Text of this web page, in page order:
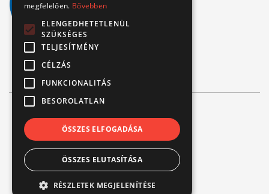
© Verbis Kft 2026
ÁSZF
Adatvédelem
Impresszum
megfelelően. Bővebben
ELENGEDHETETLENÜL
SZÜKSÉGES
TELJESÍTMÉNY
CÉLZÁS
FUNKCIONALITÁS
BESOROLATLAN
ÖSSZES ELFOGADÁSA
ÖSSZES ELUTASÍTÁSA
RÉSZLETEK MEGJELENÍTÉSE